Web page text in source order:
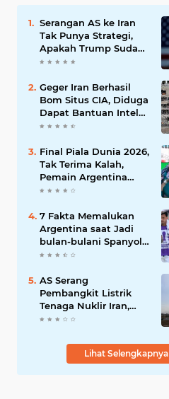
Serangan AS ke Iran
Tak Punya Strategi,
Apakah Trump Sudah
Putus Asa?
Geger Iran Berhasil
Bom Situs CIA, Diduga
Dapat Bantuan Intel
Rusia
Final Piala Dunia 2026,
Tak Terima Kalah,
Pemain Argentina
Pukul Kapten Spanyol
7 Fakta Memalukan
Argentina saat Jadi
bulan-bulani Spanyol
di Final Piala Dunia
AS Serang
Pembangkit Listrik
Tenaga Nuklir Iran,
Teheran: Tindakan
Lihat Selengkapnya